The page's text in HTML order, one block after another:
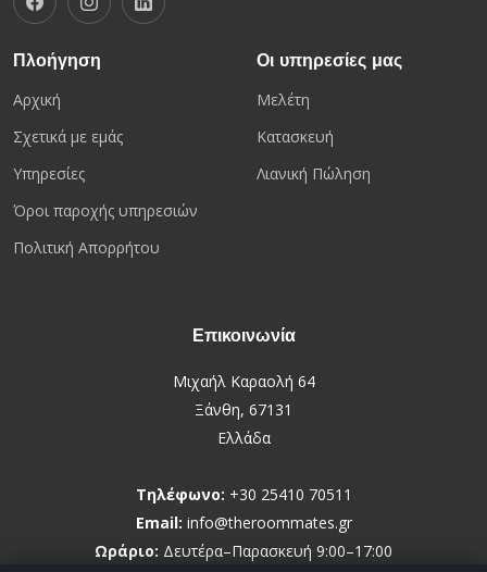
Πλοήγηση
Αρχική
Σχετικά με εμάς
Υπηρεσίες
Όροι παροχής υπηρεσιών
Πολιτική Απορρήτου
Οι υπηρεσίες μας
Μελέτη
Κατασκευή
Λιανική Πώληση
Επικοινωνία
Μιχαήλ Καραολή 64
Ξάνθη, 67131
Ελλάδα
Τηλέφωνο: +30 25410 70511
Email: info@theroommates.gr
Ωράριο: Δευτέρα–Παρασκευή 9:00–17:00